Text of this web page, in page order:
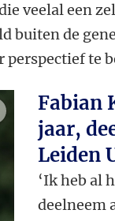
veelal een
buiten de
te
vergrootFabian
jaar,
Leiden
‘Ik heb al
deelneem